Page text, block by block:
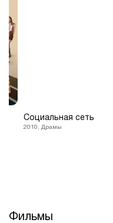
Социальная сеть
2010, Драмы
Фильмы